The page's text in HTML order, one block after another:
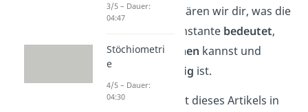
diesem Artikel erklären wir dir, was die
Gleichgewichtskonstante bedeutet,
wie du sieberechnen kannst und
wovon sie
abhängig ist.
Du willst den Inhalt dieses Artikels in
3/5 – Dauer:
04:47
Stöchiometri
e
4/5 – Dauer:
04:30